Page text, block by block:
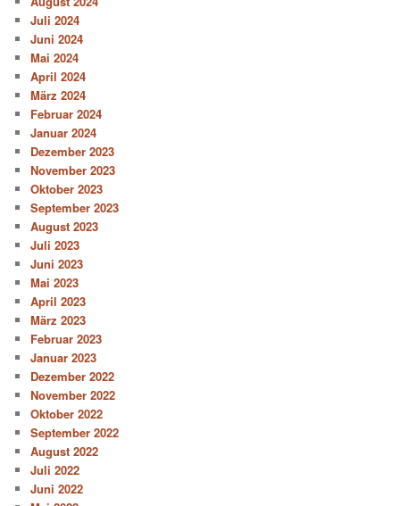
Juli 2024
Juni 2024
Mai 2024
April 2024
März 2024
Februar 2024
Januar 2024
Dezember 2023
November 2023
Oktober 2023
September 2023
August 2023
Juli 2023
Juni 2023
Mai 2023
April 2023
März 2023
Februar 2023
Januar 2023
Dezember 2022
November 2022
Oktober 2022
September 2022
August 2022
Juli 2022
Juni 2022